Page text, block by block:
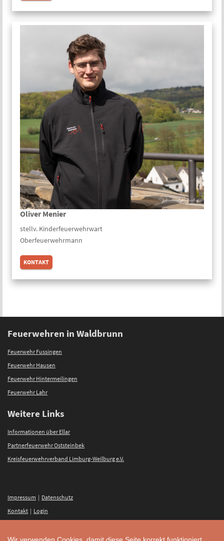
Oliver Menier
stellv. Kinder­feuerwehr­wart
Oberfeuerwehrmann
KONTAKT
Feuerwehren in Waldbrunn
Feuerwehr Fussingen
Feuerwehr Hausen
Feuerwehr Hintermeilingen
Feuerwehr Lahr
Weitere Links
Informationen über Ellar
Partnerfeuerwehr Oststeinbek
Kreisfeuerwehrverband Limburg-Weilburg e.V.
Impressum | Datenschutz
Kontakt | Login